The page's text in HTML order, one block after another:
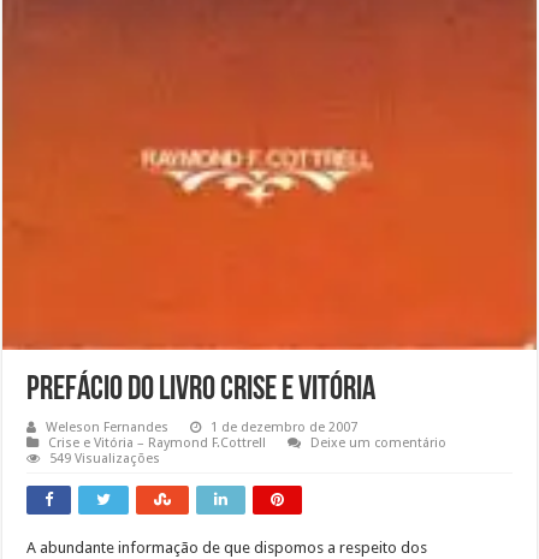
Prefácio do Livro Crise e Vitória
Weleson Fernandes
1 de dezembro de 2007
Crise e Vitória – Raymond F.Cottrell
Deixe um comentário
549 Visualizações
A abundante informação de que dispomos a respeito dos